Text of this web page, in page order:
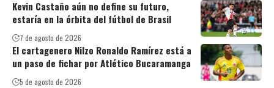
Kevin Castaño aún no define su futuro,
estaría en la órbita del fútbol de Brasil
7 de agosto de 2026
El cartagenero Nilzo Ronaldo Ramírez está a
un paso de fichar por Atlético Bucaramanga
5 de agosto de 2026